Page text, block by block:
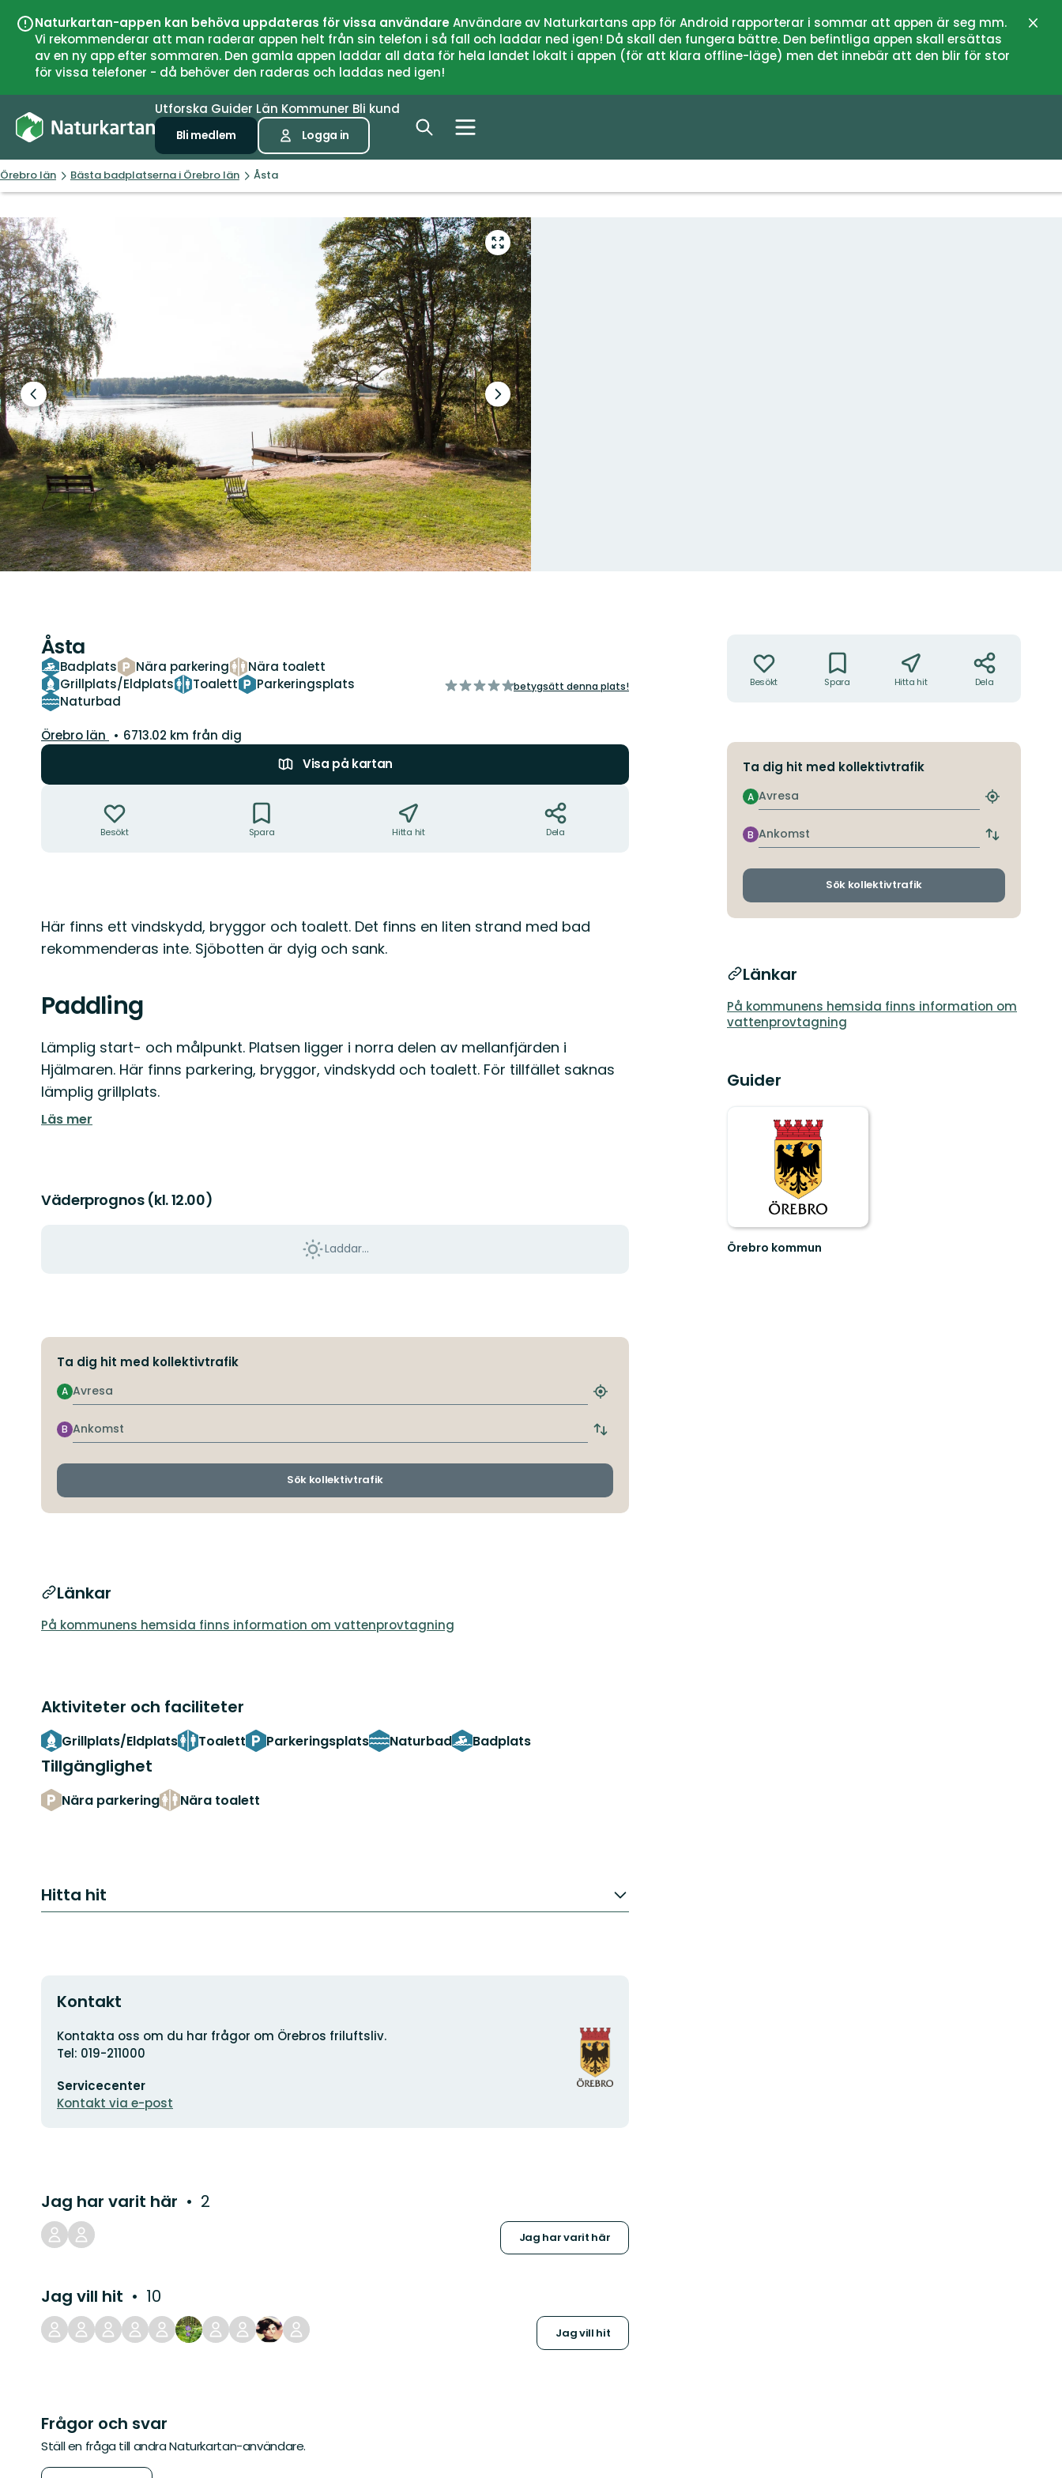
Naturkartan-appen kan behöva uppdateras för vissa användareAnvändare av Naturkartans app för Android rapporterar i sommar att appen är seg mm.
Vi rekommenderar att man raderar appen helt från sin telefon i så fall och laddar ned igen! Då skall den fungera bättre. Den befintliga appen skall ersättas
av en ny app efter sommaren. Den gamla appen laddar all data för hela landet lokalt i appen (för att klara offline-läge) men det innebär att den blir för stor
för vissa telefoner - då behöver den raderas och laddas ned igen!
Utforska Guider Län Kommuner Bli kund
Bli medlem Logga in
Örebro län Bästa badplatserna i Örebro län Åsta
Gå
till
helskärmsläge
Föregående
bild
Nästa
bildspel
Åsta
Badplats Nära parkering
Nära toalett
Grillplats/Eldplats
Toalett
Parkeringsplats
Naturbad
av
betygsätt denna plats!
Län:
Örebro län
6713.02 km från dig
Visa på kartan
Besökt Spara Hitta hit Dela
Beskrivning
Här finns ett vindskydd, bryggor och toalett. Det finns en liten strand med bad
rekommenderas inte. Sjöbotten är dyig och sank.
Paddling
Lämplig start- och målpunkt. Platsen ligger i norra delen av mellanfjärden i
Hjälmaren. Här finns parkering, bryggor, vindskydd och toalett. För tillfället saknas
lämplig grillplats.
Läs mer
Väderprognos (kl. 12.00)
Laddar...
Ta dig hit med kollektivtrafik
Avresa
A
Hitta
hållplats
Ankomst
B
Byt
och
Sök kollektivtrafik
Länkar
På kommunens hemsida finns information om vattenprovtagning
Aktiviteter och faciliteter
Grillplats/Eldplats Toalett Parkeringsplats Naturbad Badplats
Tillgänglighet
Nära parkering Nära toalett
Hitta hit
Kontakt
Adress
Kontakta oss om du har frågor om Örebros friluftsliv.
Tel: 019-211000
postadress
Servicecenter
Kontakt via e-post
Organisationens
logotyp
Jag har varit här 2
Jag har varit här
Jag vill hit 10
Jag vill hit
Frågor och svar
Ställ en fråga till andra Naturkartan-användare.
Besökt Spara Hitta hit Dela
Ta dig hit med kollektivtrafik
Avresa
A
Hitta
hållplats
Ankomst
B
Byt
och
Sök kollektivtrafik
Länkar
På kommunens hemsida finns information om
vattenprovtagning
Guider
Örebro kommun